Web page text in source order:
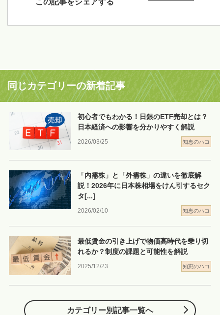
同じカテゴリーの新着記事
2026/03/25 知恵のハコ
初心者でもわかる！日銀のETF売却とは？
日本経済への影響を分かりやすく解説
2026/02/10 知恵のハコ
「内需株」と「外需株」の違いを徹底解
説！2026年に日本株相場をけん引するセク
タ[...]
2025/12/23 知恵のハコ
最低賃金の引き上げで物価高時代を乗り切
れるか？制度の課題と可能性を解説
カテゴリー別記事一覧へ